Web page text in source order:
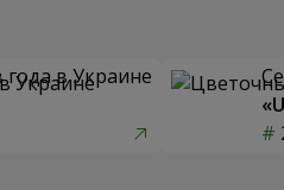
в Украине